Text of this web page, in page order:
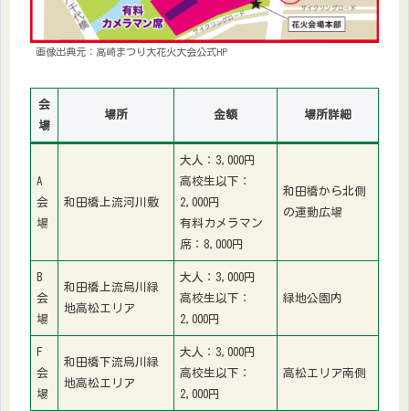
画像出典元：高崎まつり大花火大会公式HP
会
場
場所 金額 場所詳細
A
会
場
和田橋上流河川敷
大人：3,000円
高校生以下：
2,000円
有料カメラマン
席：8,000円
和田橋から北側
の運動広場
B
会
場
和田橋上流烏川緑
地高松エリア
大人：3,000円
高校生以下：
2,000円
緑地公園内
F
会
場
和田橋下流烏川緑
地高松エリア
大人：3,000円
高校生以下：
2,000円
高松エリア南側